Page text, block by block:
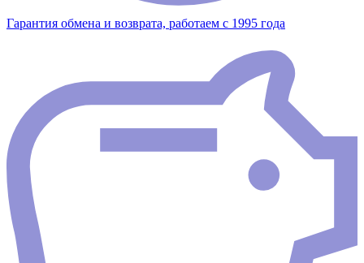
Гарантия обмена и возврата, работаем с 1995 года